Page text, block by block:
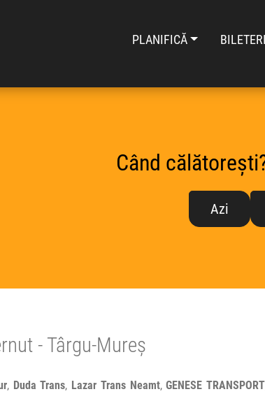
PLANIFICĂ
Când
Azi
- Târgu-Mureș
, Duda Trans, Lazar Trans Neamt,GENESE TRANSPORT